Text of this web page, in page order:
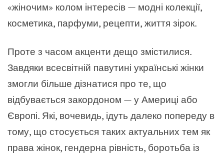
«жіночим» колом інтересів — модні колекції,
косметика, парфуми, рецепти, життя зірок.
Проте з часом акценти дещо змістилися.
Завдяки всесвітній павутині українські жінки
змогли більше дізнатися про те, що
відбувається закордоном — у Америці або
Європі. Які, вочевидь, ідуть далеко попереду в
тому, що стосується таких актуальних тем як
права жінок, гендерна рівність, боротьба із